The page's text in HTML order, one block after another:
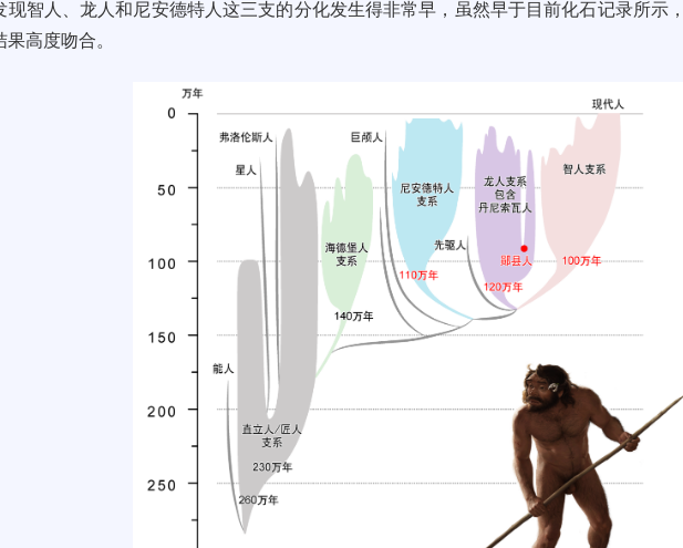
现智人、龙人和尼安德特人这三支的分化发生得非常早，虽然早于目前化石记录所示
果高度吻合。